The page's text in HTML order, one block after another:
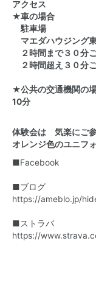
アクセス
★車の場合
駐車場
マエダハウジング
２時間まで３０分
２時間超え３０分
★公共の交通機関の
10分
体験会は 気楽にご
オレンジ色のユニフ
■Facebook
■ブログ
https://ameblo.jp/
■ストラバ
https://